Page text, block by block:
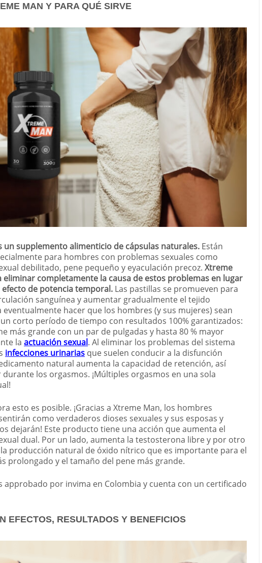
MAN Y PARA QUÉ SIRVE
un supplemento alimenticio de cápsulas naturales. Están
para hombres con problemas sexuales como
debilitado, pene pequeño y eyaculación precoz. Xtreme
eliminar completamente la causa de estos problemas en lugar
de potencia temporal. Las pastillas se promueven para
sanguínea y aumentar gradualmente el tejido
eventualmente hacer que los hombres (y sus mujeres) sean
corto período de tiempo con resultados 100% garantizados:
más grande con un par de pulgadas y hasta 80 % mayor
la actuación sexual. Al eliminar los problemas del sistema
infecciones urinarias que suelen conducir a la disfunción
natural aumenta la capacidad de retención, así
durante los orgasmos. ¡Múltiples orgasmos en una sola
esto es posible. ¡Gracias a Xtreme Man, los hombres
como verdaderos dioses sexuales y sus esposas y
dejarán! Este producto tiene una acción que aumenta el
dual. Por un lado, aumenta la testosterona libre y por otro
producción natural de óxido nítrico que es importante para el
prolongado y el tamaño del pene más grande.
approbado por invima en Colombia y cuenta con un certificado
EFECTOS, RESULTADOS Y BENEFICIOS